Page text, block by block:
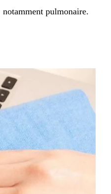
notamment pulmonaire.